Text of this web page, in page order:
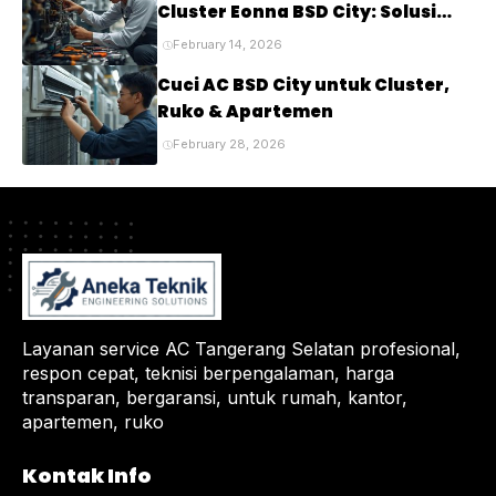
Cluster Eonna BSD City: Solusi
Tepat untuk Kenyamanan Rumah
February 14, 2026
Cuci AC BSD City untuk Cluster,
Ruko & Apartemen
February 28, 2026
Layanan service AC Tangerang Selatan profesional,
respon cepat, teknisi berpengalaman, harga
transparan, bergaransi, untuk rumah, kantor,
apartemen, ruko
Kontak Info